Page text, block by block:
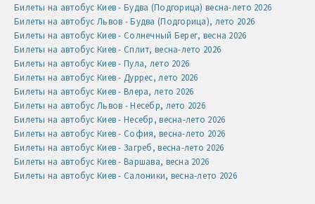
Билеты на автобус Киев - Будва (Подгорица) весна-лето 2026
Билеты на автобус Львов - Будва (Подгорица), лето 2026
Билеты на автобус Киев - Солнечный Берег, весна 2026
Билеты на автобус Киев - Сплит, весна-лето 2026
Билеты на автобус Киев - Пула, лето 2026
Билеты на автобус Киев - Дуррес, лето 2026
Билеты на автобус Киев - Влера, лето 2026
Билеты на автобус Львов - Несебр, лето 2026
Билеты на автобус Киев - Несебр, весна-лето 2026
Билеты на автобус Киев - София, весна-лето 2026
Билеты на автобус Киев - Загреб, весна-лето 2026
Билеты на автобус Киев - Варшава, весна 2026
Билеты на автобус Киев - Салоники, весна-лето 2026